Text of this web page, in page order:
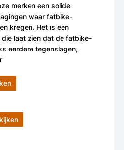
merken een solide
waar fatbike-
kregen. Het is een
laat zien dat de fatbike-
eerdere tegenslagen,